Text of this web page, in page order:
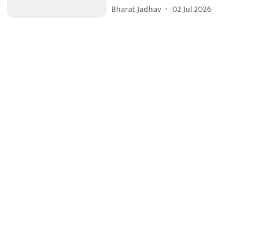
Bharat Jadhav 02 Jul 2026